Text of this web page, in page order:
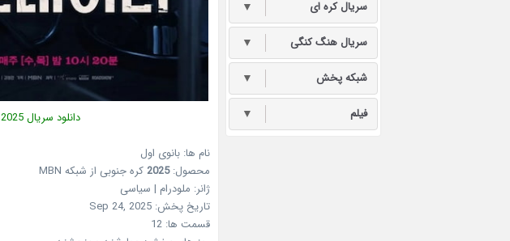
دانلود سریال2025
نام ها: بانوی اول
محصول:2025کره جنوبی از شبکه MBN
ژانر: ملودرام | سیاسی
تاریخ پخش: Sep 24, 2025
قسمت ها: 12
سریال کره ای ▼
سریال هنگ کنگی ▼
شبکه پخش ▼
فیلم ▼